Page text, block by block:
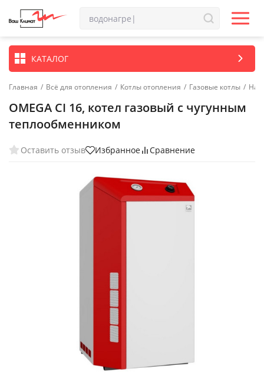
КАТАЛОГ
Главная / Всё для отопления / Котлы отопления / Газовые котлы /
OMEGA CI 16, котел газовый с чугунным
теплообменником
Оставить отзыв Избранное Сравнение